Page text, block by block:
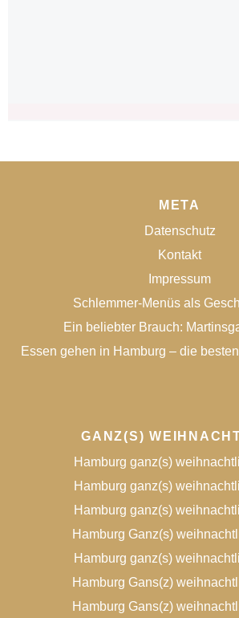
META
Datenschutz
Kontakt
Impressum
Schlemmer-Menüs als
Ein beliebter Brauch:
Essen gehen in Hamburg – die
GANZ(S)
Hamburg ganz(s)
Hamburg ganz(s)
Hamburg ganz(s)
Hamburg Ganz(s)
Hamburg ganz(s)
Hamburg Gans(z)
Hamburg Gans(z)